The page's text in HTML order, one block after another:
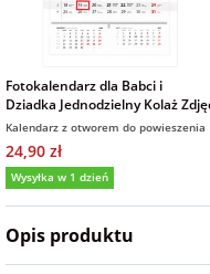
Fotoksiążki
Dodatki i
opakowania
Chłopaka
na Dzień Kobiet
dla przyjaciela
Fotokalendarz dla Babci i
Dziadka Jednodzielny Kolaż
Kalendarz z otworem do powieszenia
24,90 zł
Wysyłka w 1 dzień
Opis produktu